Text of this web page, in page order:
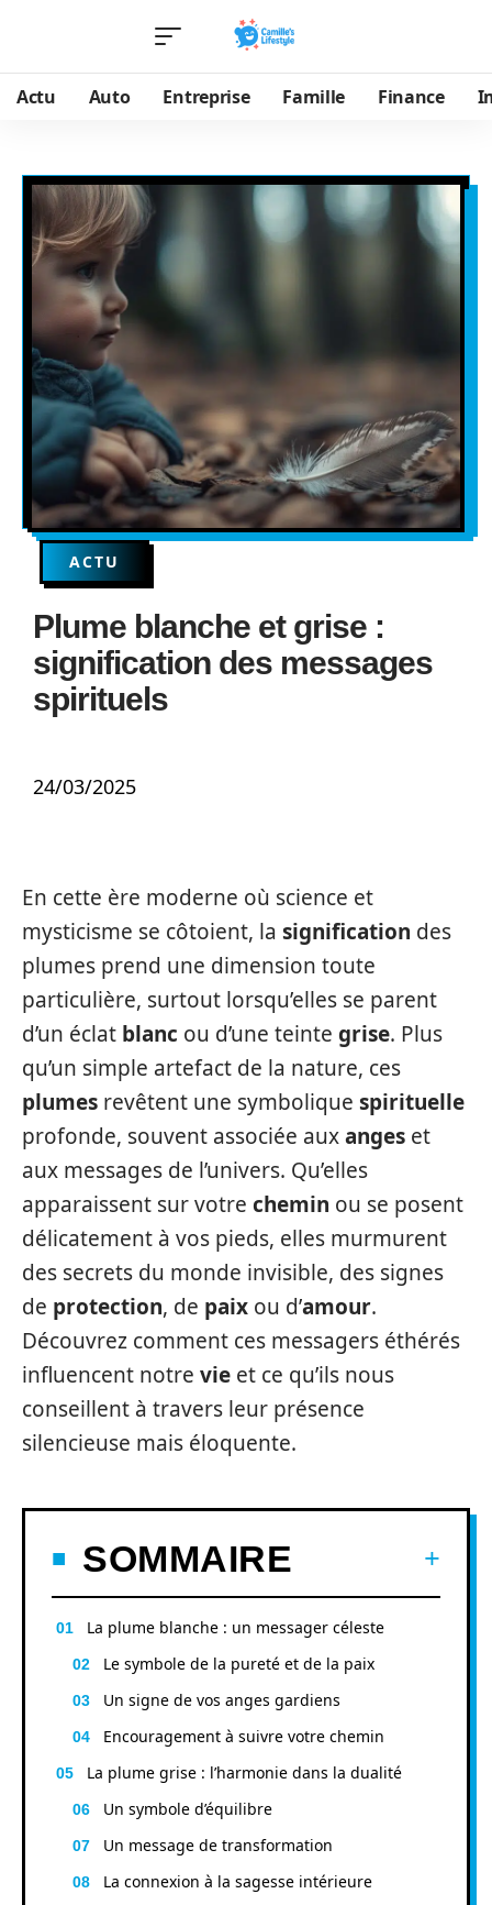
Actu Auto Entreprise Famille Finance
ACTU
Plume blanche et grise :
signification des messages
spirituels
24/03/2025
En cette ère moderne où science et
mysticisme se côtoient, la signification des
plumes prend une dimension toute
particulière, surtout lorsqu’elles se parent
d’un éclat blanc ou d’une teinte grise. Plus
qu’un simple artefact de la nature, ces
plumes revêtent une symbolique spirituelle
profonde, souvent associée auxanges et
aux messages de l’univers. Qu’elles
apparaissent sur votre chemin ou se posent
délicatement à vos pieds, elles murmurent
des secrets du monde invisible, des signes
de protection, de paix ou d’amour.
Découvrez comment ces messagers éthérés
influencent notre vie et ce qu’ils nous
conseillent à travers leur présence
silencieuse mais éloquente.
SOMMAIRE
La plume blanche : un messager céleste
Le symbole de la pureté et de la paix
Un signe de vos anges gardiens
Encouragement à suivre votre chemin
La plume grise : l’harmonie dans la dualité
Un symbole d’équilibre
Un message de transformation
La connexion à la sagesse intérieure